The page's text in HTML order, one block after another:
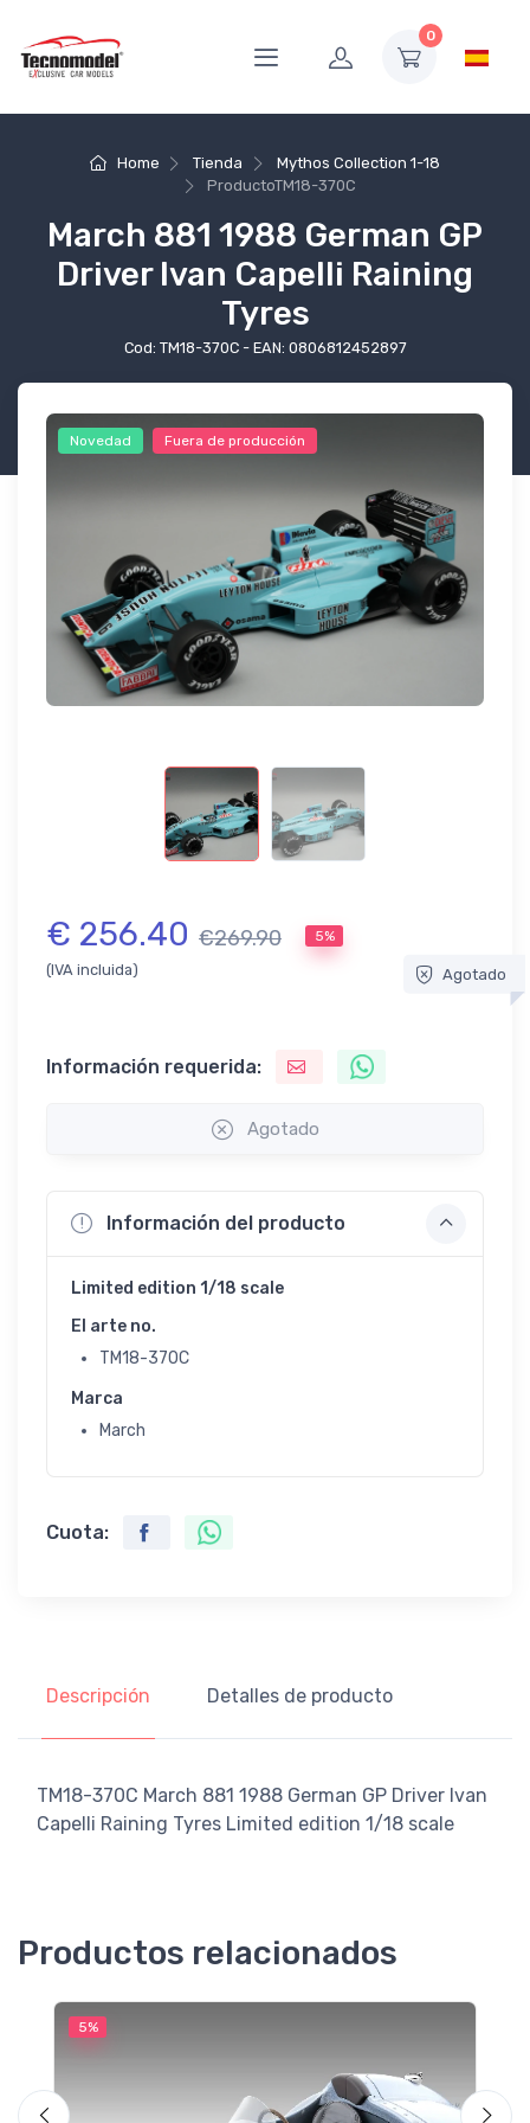
0
Home Tienda
Mythos Collection 1-18
ProductoTM18-370C
March 881 1988 German GP
Driver Ivan Capelli Raining
Tyres
Cod: TM18-370C - EAN: 0806812452897
Novedad Fuera de producción
€ 256.40 €269.90 5%
(IVA incluida) Agotado
Información requerida:
Agotado
Información del producto
Limited edition 1/18 scale
El arte no.
TM18-370C
Marca
March
Cuota:
Descripción Detalles de producto
TM18-370C March 881 1988 German GP Driver Ivan
Capelli Raining Tyres Limited edition 1/18 scale
Productos relacionados
5%